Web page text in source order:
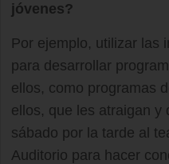
jóvenes?
Por ejemplo, utilizar las
para desarrollar
ellos, como programas
ellos, que les atraigan y
sábado por la tarde al
Auditorio para hacer